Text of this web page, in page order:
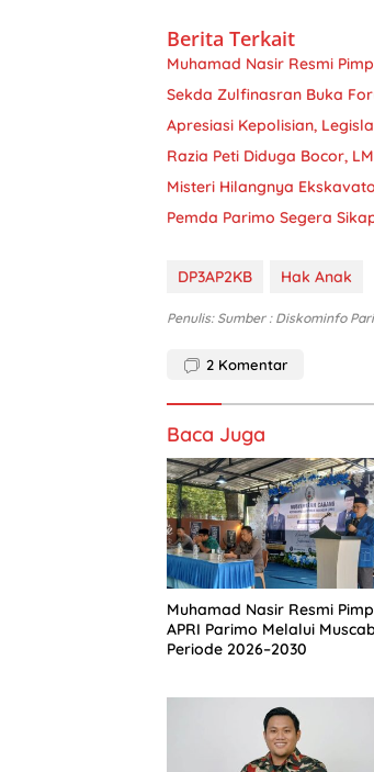
Berita Terkait
Muhamad Nasir Resmi
Sekda Zulfinasran Buka
Apresiasi Kepolisian,
Razia Peti Diduga Bocor,
Misteri Hilangnya
Pemda Parimo Segera
DP3AP2KB Hak Anak
Penulis: Sumber : Diskominfo
2 Komentar
Baca Juga
Muhamad Nasir Resmi
APRI Parimo Melalui Muscab
Periode 2026–2030